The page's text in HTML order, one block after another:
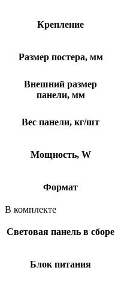
Крепление
Размер постера, мм
Внешний размер
панели, мм
Вес панели, кг/шт
Мощность, W
Формат
В комплекте
Световая панель в сборе
Блок питания